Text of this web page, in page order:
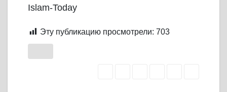
Islam-Today
Эту публикацию просмотрели: 703